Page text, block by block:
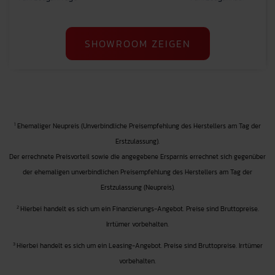
SHOWROOM ZEIGEN
1 Ehemaliger Neupreis (Unverbindliche Preisempfehlung des Herstellers am Tag der
Erstzulassung).
Der errechnete Preisvorteil sowie die angegebene Ersparnis errechnet sich gegenüber
der ehemaligen unverbindlichen Preisempfehlung des Herstellers am Tag der
Erstzulassung (Neupreis).
2 Hierbei handelt es sich um ein Finanzierungs-Angebot. Preise sind Bruttopreise.
Irrtümer vorbehalten.
3 Hierbei handelt es sich um ein Leasing-Angebot. Preise sind Bruttopreise. Irrtümer
vorbehalten.